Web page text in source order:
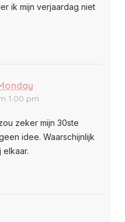
ik mijn verjaardag niet
1:00 pm
zeker mijn 30ste
idee. Waarschijnlijk